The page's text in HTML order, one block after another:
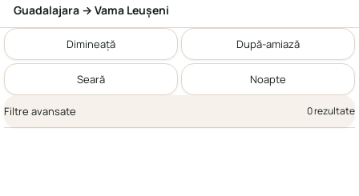
Guadalajara → Vama Leușeni
Dimineață După-amiază
Seară Noapte
Filtre avansate 0 rezultate